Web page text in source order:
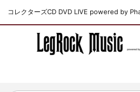
コレクターズCD DVD LIVE powered by